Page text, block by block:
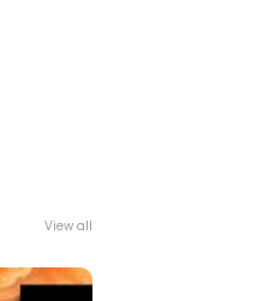
View all